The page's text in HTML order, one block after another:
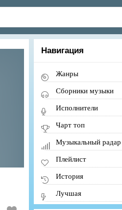
Навигация
Жанры
Сборники музыки
Исполнители
Чарт топ
Музыкальный радар
Плейлист
История
Лучшая